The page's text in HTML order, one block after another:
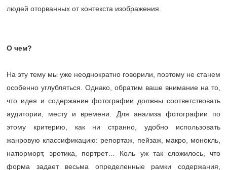
людей оторванных от контекста изображения.
О чем?
На эту тему мы уже неоднократно говорили, поэтому не станем
особенно углубляться. Однако, обратим ваше внимание на то,
что идея и содержание фотографии должны соответствовать
аудитории, месту и времени. Для анализа фотографии по
этому критерию, как ни странно, удобно использовать
жанровую классификацию: репортаж, пейзаж, макро, монокль,
натюрморт, эротика, портрет… Коль уж так сложилось, что
форма задает весьма определенные рамки содержания,